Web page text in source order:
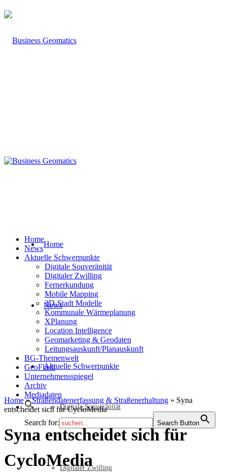
Home
News
Aktuelle Schwerpunkte
Digitale Souveränität
Digitaler Zwilling
Home
News
Aktuelle Schwerpunkte
Digitale Souveränität
Digitaler Zwilling
Fernerkundung
Mobile Mapping
3D-Stadt Modelle
Kommunale Wärmeplanung
XPlanung
Location Intelligence
Geomarketing & Geodaten
Leitungsauskunft/Planauskunft
BG-Themenwelt
GeoFlash
Unternehmensspiegel
Archiv
Mediadaten
Search for: Search Button
Home»Straßendatenerfassung & Straßenerhaltung » Syna
entscheidet sich für CycloMedia
Syna entscheidet sich für
CycloMedia